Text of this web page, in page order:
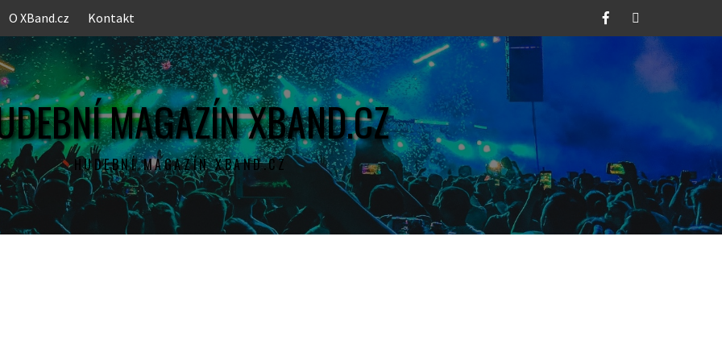
O XBand.cz Kontakt FacebookTwitter
MAGAZÍN XBAND.CZ
HUDEBNÍ MAGAZÍN XBAND.CZ